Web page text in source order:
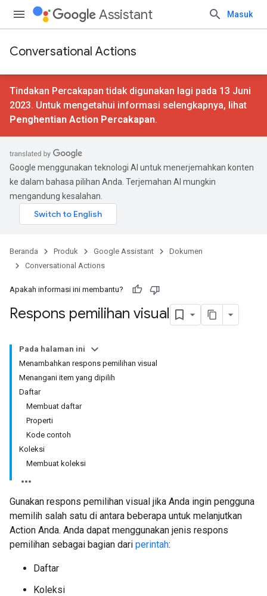
Assistant Masuk
Conversational Actions
Tindakan Percakapan tidak digunakan lagi pada 13 Juni
2023. Untuk mengetahui informasi selengkapnya, lihat
Penghentian Action Percakapan.
Google menggunakan teknologi AI untuk menerjemahkan konten
ke dalam bahasa pilihan Anda. Terjemahan AI mungkin
mengandung kesalahan.
Beranda Produk Google Assistant
Dokumen
Conversational Actions
Apakah informasi ini membantu?
Respons pemilihan visual
Pada halaman ini
Menambahkan respons pemilihan visual
Menangani item yang dipilih
Daftar
Membuat daftar
Properti
Kode contoh
Koleksi
Membuat koleksi
Gunakan respons pemilihan visual jika Anda ingin pengguna
memilih salah satu di antara beberapa untuk melanjutkan
Action Anda. Anda dapat menggunakan jenis respons
pemilihan sebagai bagian dari perintah:
Daftar
Koleksi